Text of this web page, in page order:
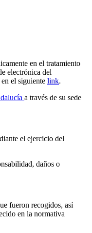
en el tratamiento
electrónica del
el siguiente link.
a través de su sede
el ejercicio del
daños o
fueron recogidos, así
en la normativa